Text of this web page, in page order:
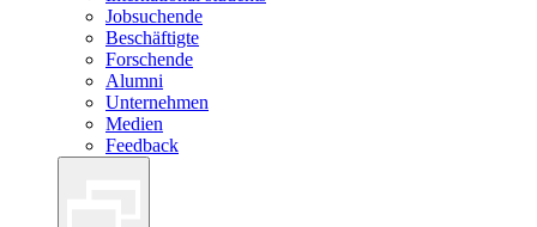
Jobsuchende
Beschäftigte
Forschende
Alumni
Unternehmen
Medien
Feedback